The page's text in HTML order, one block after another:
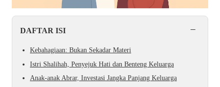
DAFTAR ISI −
Kebahagiaan: Bukan Sekadar Materi
Istri Shalihah, Penyejuk Hati dan Benteng Keluarga
Anak-anak Abrar, Investasi Jangka Panjang Keluarga